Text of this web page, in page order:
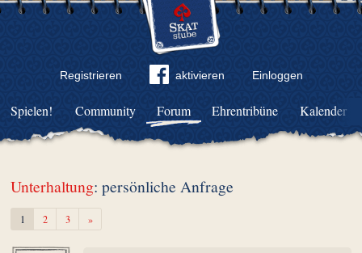
Registrieren aktivieren Einloggen
Community Forum Ehrentribüne Kalender
Spielen!
Unterhaltung: persönliche Anfrage
1 2 3 »Weiter